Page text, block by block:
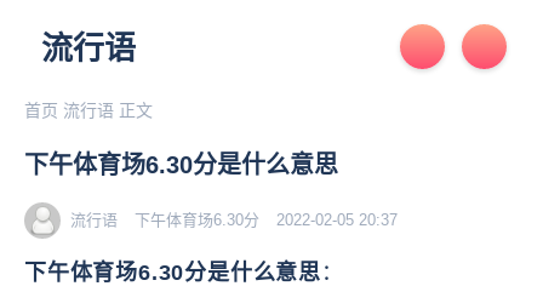
流行语
首页 流行语 正文
下午体育场6.30分是什么意思
流行语 下午体育场6.30分 2022-02-05 20:37
下午体育场6.30分是什么意思 ：